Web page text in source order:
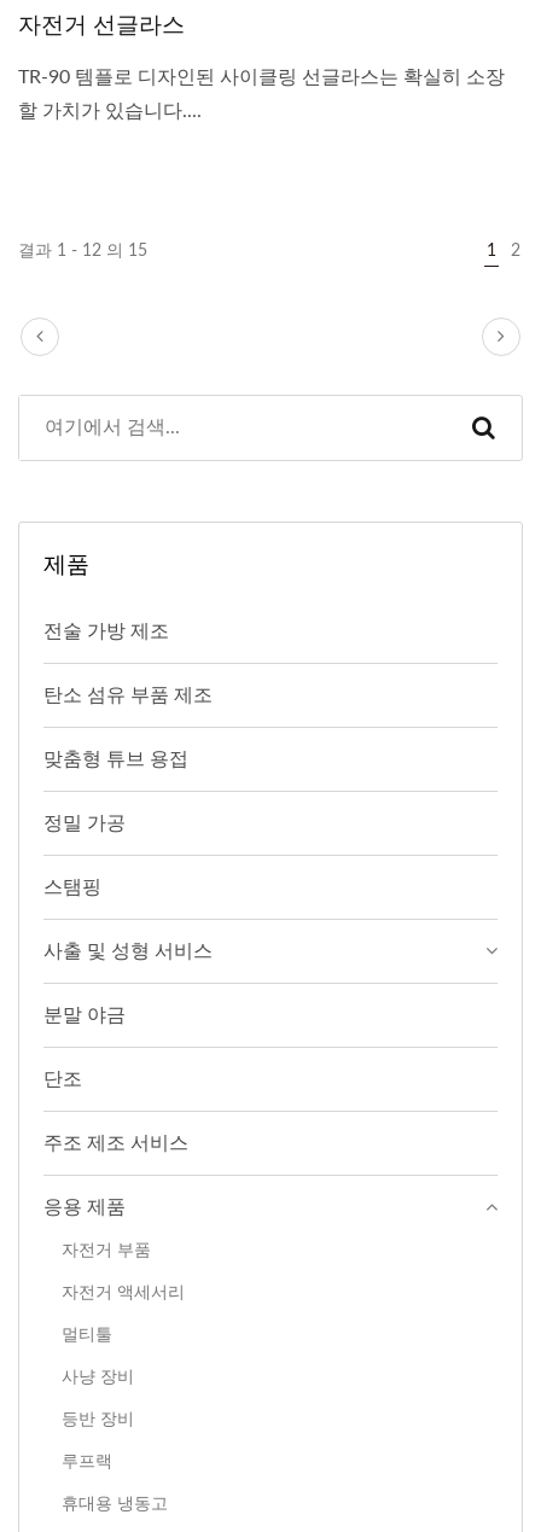
자전거 선글라스
TR-90 템플로 디자인된 사이클링 선글라스는 확실히 소장
할 가치가 있습니다....
결과 1 - 12 의 15 1 2
제품
전술 가방 제조
탄소 섬유 부품 제조
맞춤형 튜브 용접
정밀 가공
스탬핑
사출 및 성형 서비스
분말 야금
단조
주조 제조 서비스
응용 제품
자전거 부품
자전거 액세서리
멀티툴
사냥 장비
등반 장비
루프랙
휴대용 냉동고